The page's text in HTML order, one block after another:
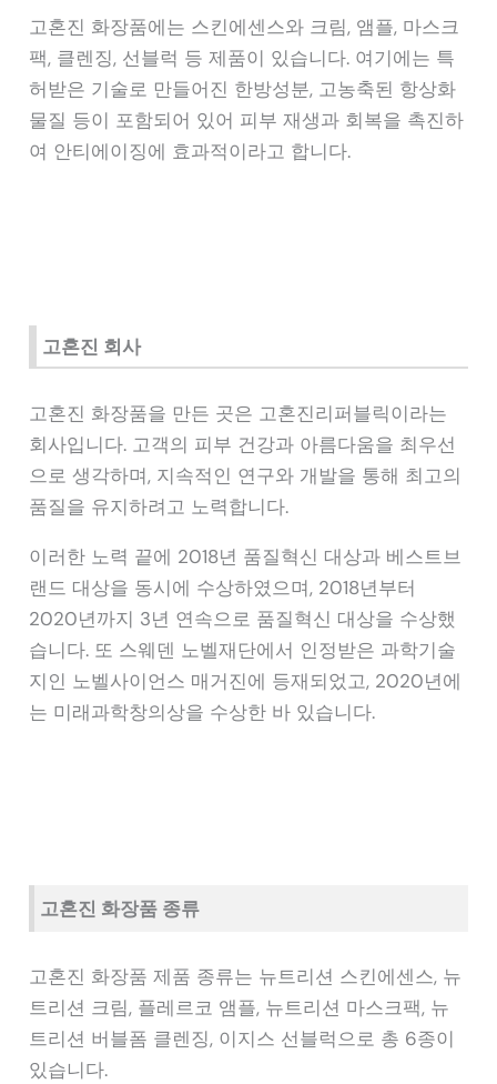
고혼진 화장품에는 스킨에센스와 크림, 앰플, 마스크
팩, 클렌징, 선블럭 등 제품이 있습니다. 여기에는 특
허받은 기술로 만들어진 한방성분, 고농축된 항상화
물질 등이 포함되어 있어 피부 재생과 회복을 촉진하
여 안티에이징에 효과적이라고 합니다.
고혼진 회사
고혼진 화장품을 만든 곳은 고혼진리퍼블릭이라는
회사입니다. 고객의 피부 건강과 아름다움을 최우선
으로 생각하며, 지속적인 연구와 개발을 통해 최고의
품질을 유지하려고 노력합니다.
이러한 노력 끝에 2018년 품질혁신 대상과 베스트브
랜드 대상을 동시에 수상하였으며, 2018년부터
2020년까지 3년 연속으로 품질혁신 대상을 수상했
습니다. 또 스웨덴 노벨재단에서 인정받은 과학기술
지인 노벨사이언스 매거진에 등재되었고, 2020년에
는 미래과학창의상을 수상한 바 있습니다.
고혼진 화장품 종류
고혼진 화장품 제품 종류는 뉴트리션 스킨에센스, 뉴
트리션 크림, 플레르코 앰플, 뉴트리션 마스크팩, 뉴
트리션 버블폼 클렌징, 이지스 선블럭으로 총 6종이
있습니다.